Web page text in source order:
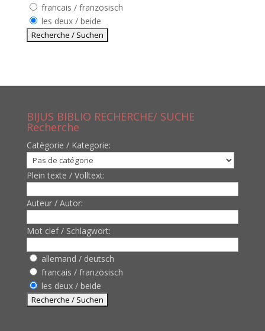
francais / französisch
les deux / beide
BIJUS BIBLIO RECHERCHE/ SUCHE
Recherche
Catègorie / Kategorie:
Plein texte / Volltext:
Auteur / Autor:
Mot clef / Schlagwort:
allemand / deutsch
francais / französisch
les deux / beide